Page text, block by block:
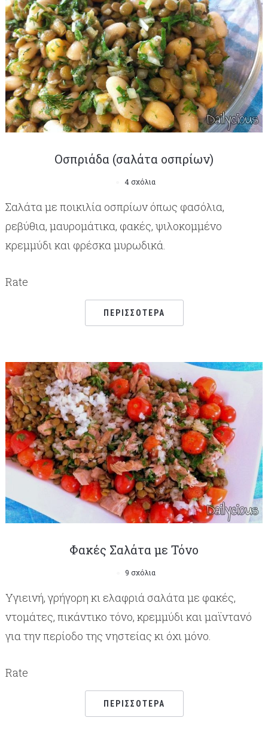
Οσπριάδα (σαλάτα οσπρίων)
4 σχόλια
Σαλάτα με ποικιλία οσπρίων όπως φασόλια,
ρεβύθια, μαυρομάτικα, φακές, ψιλοκομμένο
κρεμμύδι και φρέσκα μυρωδικά.
Rate
ΠΕΡΙΣΣΌΤΕΡΑ
Φακές Σαλάτα με Τόνο
9 σχόλια
Υγιεινή, γρήγορη κι ελαφριά σαλάτα με φακές,
ντομάτες, πικάντικο τόνο, κρεμμύδι και μαϊντανό
για την περίοδο της νηστείας κι όχι μόνο.
Rate
ΠΕΡΙΣΣΌΤΕΡΑ